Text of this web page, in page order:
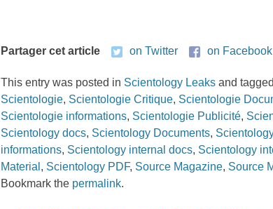
Partager cet article on Twitter on Facebook
This entry was posted in Scientology Leaks and
Scientologie, Scientologie Critique, Scientologie
Scientologie informations, Scientologie Publicité,
Scientology docs, Scientology Documents,
informations, Scientology internal docs, Scientology
Material , Scientology PDF, Source Magazine, Source
Bookmark the permalink.